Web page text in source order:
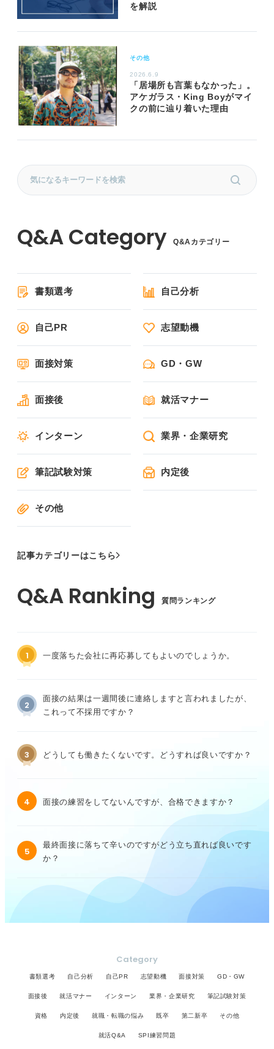
を解説
その他
2026.6.9
「居場所も言葉もなかった」。
アケガラス・King Boyがマイ
クの前に辿り着いた理由
Q&Aカテゴリー
書類選考 自己分析
自己PR 志望動機
面接対策 GD・GW
面接後 就活マナー
インターン 業界・企業研究
筆記試験対策 内定後
その他
記事カテゴリーはこちら
質問ランキング
1 一度落ちた会社に再応募してもよいのでしょうか。
2
面接の結果は一週間後に連絡しますと言われましたが、
これって不採用ですか？
3 どうしても働きたくないです。どうすれば良いですか？
4 面接の練習をしてないんですが、合格できますか？
5
最終面接に落ちて辛いのですがどう立ち直れば良いです
か？
Category
書類選考 自己分析 自己PR 志望動機 面接対策 GD・GW
面接後 就活マナー インターン 業界・企業研究 筆記試験対策
資格 内定後 就職・転職の悩み 既卒 第二新卒 その他
就活Q&A SPI練習問題